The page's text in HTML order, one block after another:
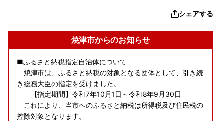
シェアする
焼津市からのお知らせ
■ふるさと納税指定自治体について
焼津市は、ふるさと納税の対象となる団体として、引き続
き総務大臣の指定を受けました。
【指定期間】令和7年10月1日～令和8年9月30日
これにより、当市へのふるさと納税は所得税及び住民税の
控除対象となります。